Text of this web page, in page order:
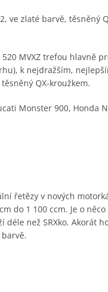
ve zlaté barvě, těsněný
MVXZ trefou hlavně
k nejdražším,
QX-kroužkem.
Monster 900, Honda
řetězy v nových
do 1 100 ccm. Je o
déle než SRXko. Akorát